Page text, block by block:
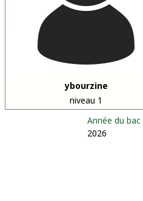
ybourzine
niveau 1
Année du bac
2026